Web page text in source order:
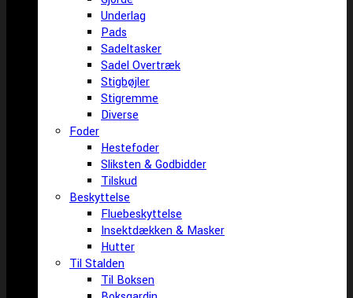
Underlag
Pads
Sadeltasker
Sadel Overtræk
Stigbøjler
Stigremme
Diverse
Foder
Hestefoder
Sliksten & Godbidder
Tilskud
Beskyttelse
Fluebeskyttelse
Insektdækken & Masker
Hutter
Til Stalden
Til Boksen